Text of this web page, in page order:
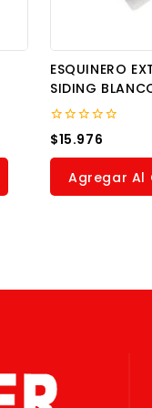
ESQUINERO
SIDING
0
out
of
$15.976
Agregar Al